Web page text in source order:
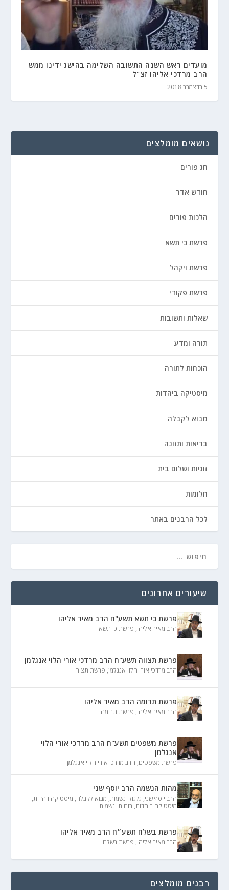
מועדים ראש השנה התשובה השלימה בהישג ידינו ממש
הרב מרדכי אליהו זצ"ל
5 בדצמבר 2018
נושאים מומלצים
חג פורים
חודש אדר
הלכות פורים
פרשת כי תשא
פרשת ויקהל
פרשת פקודי
שאלות ותשובות
תורה ומדע
הוכחות לתורה
מיסטיקה ביהדות
מבוא לקבלה
בריאות ותזונה
זוגיות ושלום בית
חלומות
לכל הרבנים באתר
שיעורים אחרונים
פרשת כי תשא תשע"ח הרב מאיר אליהו
הרב מאיר אליהו, פרשת כי תשא
פרשת תצווה תשע"ח הרב מרדכי אורי הלוי אנגלמן
הרב מרדכי אורי הלוי אנגלמן, פרשת תצוה
פרשת תרומה הרב מאיר אליהו
הרב מאיר אליהו, פרשת תרומה
פרשת משפטים תשע"ח הרב מרדכי אורי הלוי
אנגלמן
פרשת משפטים, הרב מרדכי אורי הלוי אנגלמן
מהות הנשמה הרב יוסף שני
הרב יוסף שני, גלגולי נשמות, מבוא לקבלה, מיסטיקה ויהדות,
מיסטיקה ביהדות, רוחות ונשמות
פרשת בשלח תשע״ח הרב מאיר אליהו
הרב מאיר אליהו, פרשת בשלח
רבנים מומלצים